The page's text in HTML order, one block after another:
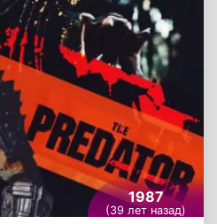
Тамблдаун,
Уильям. Несмотря на
Уэльские и
выполнили свои задачи,
даже не пришлось
1987
(39 лет назад)